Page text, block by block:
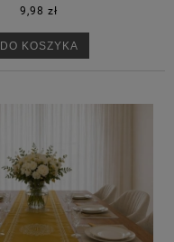
9,98 zł
DO KOSZYKA